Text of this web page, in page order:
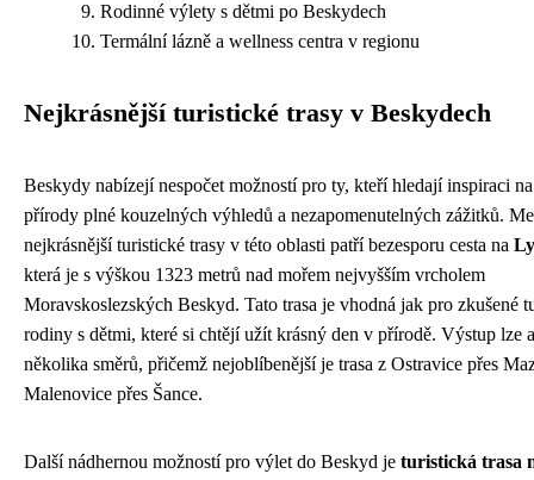
Rodinné výlety s dětmi po Beskydech
Termální lázně a wellness centra v regionu
Nejkrásnější turistické trasy v Beskydech
Beskydy nabízejí nespočet možností pro ty, kteří hledají inspiraci
přírody plné kouzelných výhledů a nezapomenutelných zážitků.
nejkrásnější turistické trasy v této oblasti patří bezesporu cesta na
která je s výškou 1323 metrů nad mořem nejvyšším vrcholem
Moravskoslezských Beskyd. Tato trasa je vhodná jak pro zkušené
rodiny s dětmi, které si chtějí užít krásný den v přírodě. Výstup lze
několika směrů, přičemž nejoblíbenější je trasa z Ostravice přes
Malenovice přes Šance.
Další nádhernou možností pro výlet do Beskyd je turistická trasa